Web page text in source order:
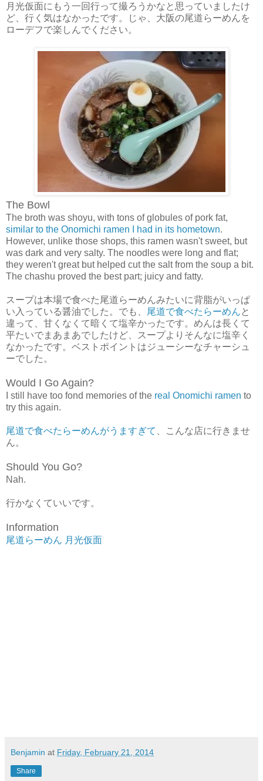
月光仮面にもう一回行って撮ろうかなと思っていましたけ
ど、行く気はなかったです。じゃ、大阪の尾道らーめんを
ローデフで楽しんでください。
The Bowl
The broth was shoyu, with tons of globules of pork fat,
similar to the Onomichi ramen I had in its hometown.
However, unlike those shops, this ramen wasn't sweet, but
was dark and very salty. The noodles were long and flat;
they weren't great but helped cut the salt from the soup a bit.
The chashu proved the best part; juicy and fatty.
スープは本場で食べた尾道らーめんみたいに背脂がいっぱ
い入っている醤油でした。でも、
尾道で食べたらーめん と
違って、甘くなくて暗くて塩辛かったです。めんは長くて
平たいでまあまあでしたけど、スープよりそんなに塩辛く
なかったです。ベストポイントはジューシーなチャーシュ
ーでした。
Would I Go Again?
I still have too fond memories of the real Onomichi ramen to
try this again.
尾道で食べたらーめんがうますぎて
、こんな店に行きませ
ん。
Should You Go?
Nah.
行かなくていいです。
Information
尾道らーめん 月光仮面
Benjamin at Friday, February 21, 2014
Share